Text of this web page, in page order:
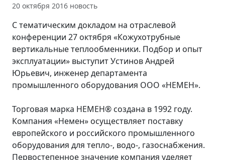
20 октября 2016 новость
С тематическим докладом на отраслевой
конференции 27 октября «Кожухотрубные
вертикальные теплообменники. Подбор и опыт
эксплуатации» выступит Устинов Андрей
Юрьевич, инженер департамента
промышленного оборудования ООО «НЕМЕН».
Торговая марка НЕМЕН® создана в 1992 году.
Компания «Немен» осуществляет поставку
европейского и российского промышленного
оборудования для тепло-, водо-, газоснабжения.
Первостепенное значение компания уделяет